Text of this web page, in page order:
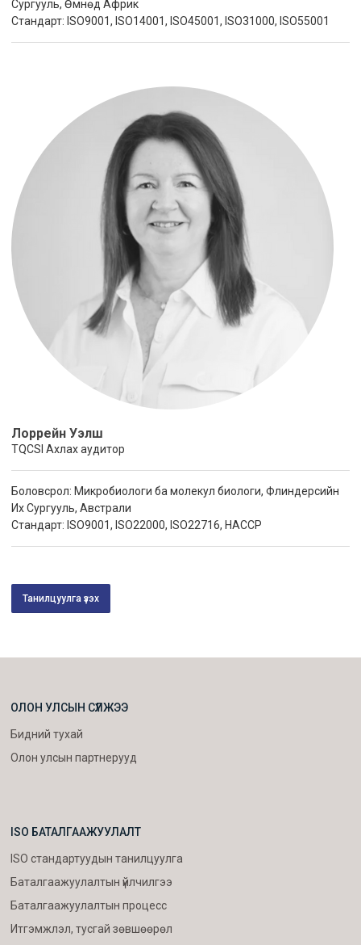
Сургууль, Өмнөд Африк
Стандарт: ISO9001, ISO14001, ISO45001, ISO31000, ISO55001
Лоррейн Уэлш
TQCSI Ахлах аудитор
Боловсрол: Микробиологи ба молекул биологи, Флиндерсийн
Их Сургууль, Австрали
Стандарт: ISO9001, ISO22000, ISO22716, HACCP
Танилцуулга үзэх
ОЛОН УЛСЫН СҮЛЖЭЭ
Бидний тухай
Олон улсын партнерууд
ISO БАТАЛГААЖУУЛАЛТ
ISO стандартуудын танилцуулга
Баталгаажуулалтын үйлчилгээ
Баталгаажуулалтын процесс
Итгэмжлэл, тусгай зөвшөөрөл